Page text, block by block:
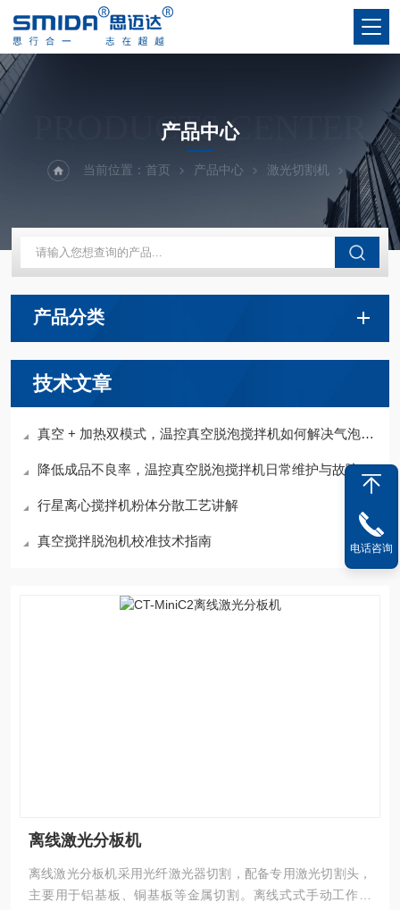
PRODUCTS CENTER
产品中心
当前位置： 首页 产品中心 激光切割机
产品分类
技术文章
真空 + 加热双模式，温控真空脱泡搅拌机如何解决气泡难题
降低成品不良率，温控真空脱泡搅拌机日常维护与故障处理汇总
行星离心搅拌机粉体分散工艺讲解
真空搅拌脱泡机校准技术指南
离线激光分板机
离线激光分板机采用光纤激光器切割，配备专用激光切割头，
主要用于铝基板、铜基板等金属切割。离线式式手动工作模
电话咨询